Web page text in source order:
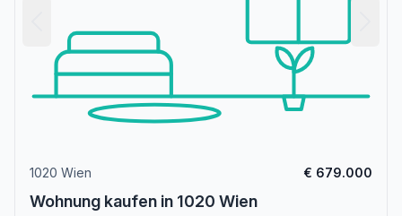
1020 Wien € 679.000
Wohnung kaufen in 1020 Wien